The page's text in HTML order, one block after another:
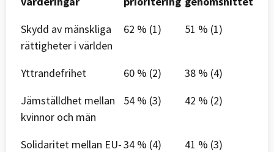
Skydd av mänskliga
rättigheter i världen
62 % (1) 51 % (1)
Yttrandefrihet 60 % (2)
38 % (4)
Jämställdhet mellan
kvinnor och män
54 % (3) 42 % (2)
Solidaritet mellan EU-34 % (4) 41 % (3)